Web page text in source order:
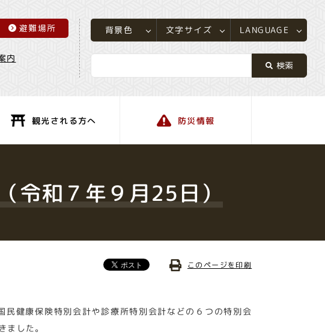
避難場所
内
背景色 文字サイズ LANGUAGE
観光される方へ 防災情報
令和７年９月25日）
このページを印刷
健康保険特別会計や診療所特別会計などの６つの特別会
した。